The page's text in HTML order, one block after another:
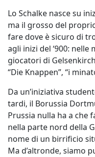
Lo Schalke nasce su
ma il grosso del
fare dove è sicuro di
agli inizi del ‘900:
giocatori di
“Die Knappen”, “i
Da un’iniziativa
tardi, il Borussia
Prussia nulla ha a che
nella parte nord della
nome di un birrificio
Ma d’altronde, siamo